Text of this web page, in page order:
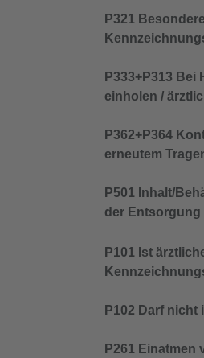
P321
P333+P313
einholen /
P362+P364
erneutem
P501 Inhalt/
der Entsorgung
P101 Ist
P102 Darf
P261 Einatmen